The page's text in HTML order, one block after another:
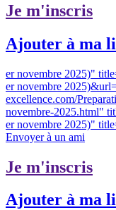
Je m'inscris
Ajouter à ma
er novembre 2025)"
er novembre
excellence.com/
novembre-2025.html"
er novembre 2025)"
Envoyer à un ami
Je m'inscris
Ajouter à ma